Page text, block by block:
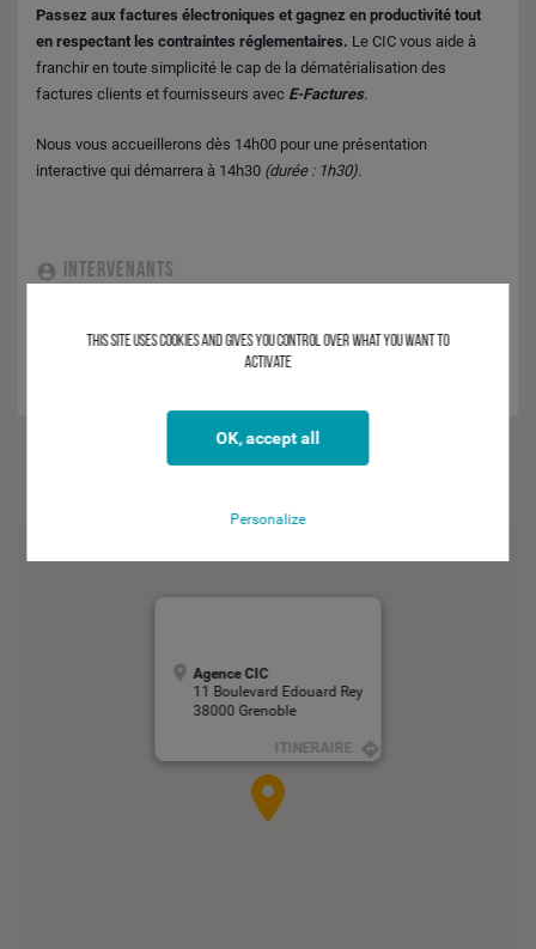
Passez aux factures électroniques et gagnez en productivité tout
en respectant les contraintes réglementaires. Le CIC vous aide à
franchir en toute simplicité le cap de la dématérialisation des
factures clients et fournisseurs avec E-Factures.
Nous vous accueillerons dès 14h00 pour une présentation
interactive qui démarrera à 14h30 (durée : 1h30).
INTERVENANTS
Benoit JAMAIN - CIC Lyonnaise de Banque
Corinne LAVIGNE - Crédit Mutuel - CIC
Agence CIC
11 Boulevard Edouard Rey
38000 Grenoble
ITINERAIRE
This site uses cookies and gives you control over what you want to
activate
OK, accept all
Personalize